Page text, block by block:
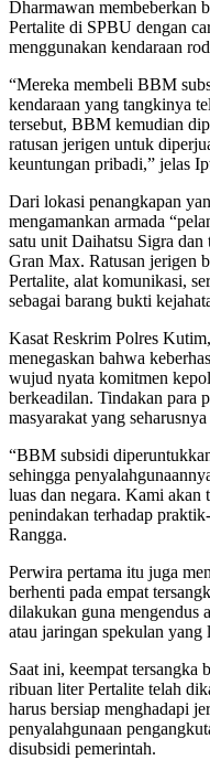
Dharmawan membeberkan
Pertalite di SPBU dengan
menggunakan kendaraan
“Mereka membeli BBM
kendaraan yang tangkinya
tersebut, BBM kemudian
ratusan jerigen untuk
keuntungan pribadi,” jelas
Dari lokasi penangkapan
mengamankan armada
satu unit Daihatsu Sigra
Gran Max. Ratusan jerigen
Pertalite, alat komunikasi,
sebagai barang bukti
Kasat Reskrim Polres
menegaskan bahwa
wujud nyata komitmen
berkeadilan. Tindakan para
masyarakat yang
“BBM subsidi
sehingga
luas dan negara. Kami akan
penindakan terhadap
Rangga.
Perwira pertama itu juga
berhenti pada empat
dilakukan guna mengendus
atau jaringan spekulan
Saat ini, keempat tersangka
ribuan liter Pertalite telah
harus bersiap menghadapi
penyalahgunaan
disubsidi pemerintah.